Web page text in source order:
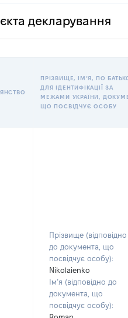
декларування
ПРІЗВИЩЕ, ІМʼЯ, ПО
ДЛЯ ІДЕНТИФІКАЦІЇ ЗА
МЕЖАМИ УКРАЇНИ,
ЩО ПОСВІДЧУЄ ОСОБУ
Прізвище (відповідно
до документа, що
посвідчує особу):
Nikolaienko
Ім’я (відповідно до
документа, що
посвідчує особу):